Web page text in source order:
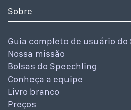
Sobre
Guia completo de usuário do
Nossa missão
Bolsas do Speechling
Conheça a equipe
Livro branco
Preços